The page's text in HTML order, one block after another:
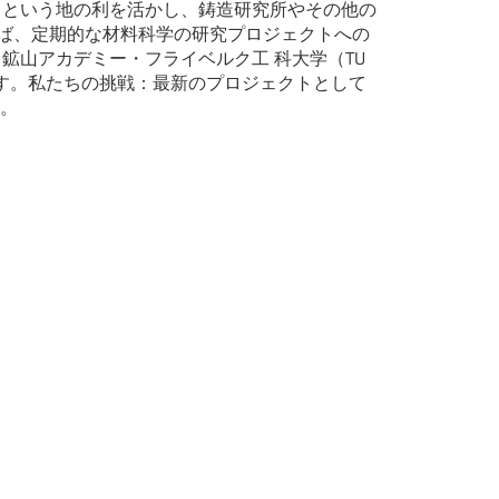
いう地の利を活かし、鋳造研究所やその他の
、定期的な材料科学の研究プロジェクトへの
山アカデミー・フライベルク工 科大学（TU
。私たちの挑戦：最新のプロジェクトとして